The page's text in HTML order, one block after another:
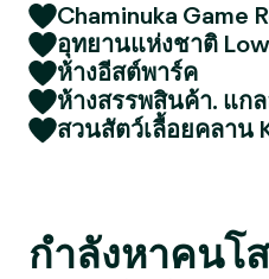
Chaminuka Game
อุทยานแห่งชาติ
ห้างอีสต์พาร์ค
ห้างสรรพสินค้า. แก
สวนสัตว์เลื้อยคลาน
กำลังหาคนโ